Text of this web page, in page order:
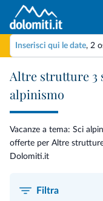
Inserisci qui le date, 2
Altre strutture 3
alpinismo
Vacanze a tema: Sci
offerte per Altre
Dolomiti.it
Filtra